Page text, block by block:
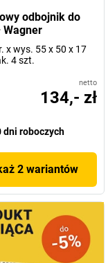
odbojnik do
x wys. 55 x 50 x 17
4 szt.
netto
134,- zł
dni roboczych
2 wariantów